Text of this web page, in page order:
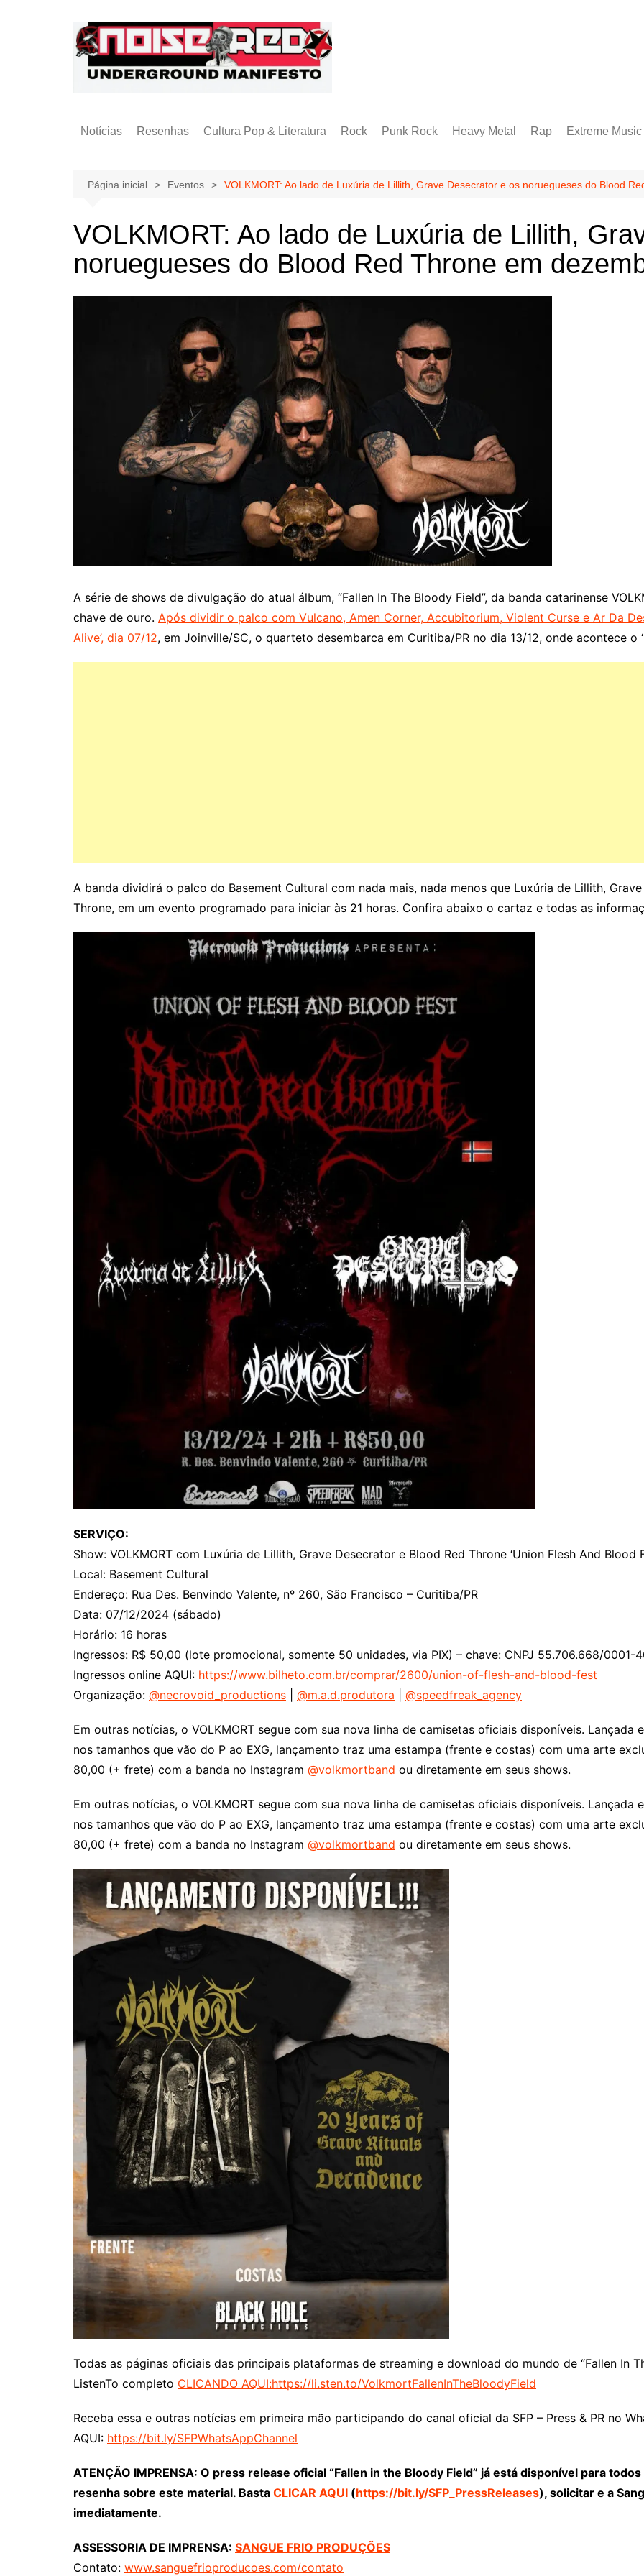
Notícias Resenhas Cultura Pop & Literatura Rock
Hard Rock
Punk Rock Heavy Metal
Groove Metal
Alternative Metal
Metal Progressivo
Rap Extreme Music
RABM
Doom Metal
Grindcore
Página inicial Eventos VOLKMORT: Ao lado de Luxúria de Lillith, Grave Desecrator e os noruegueses do Blood
VOLKMORT: Ao lado de Luxúria de Lillith,
noruegueses do Blood Red Throne em
A série de shows de divulgação do atual álbum, “Fallen In The Bloody Field”, da banda catarinense
chave de ouro. Após dividir o palco com Vulcano, Amen Corner, Accubitorium, Violent Curse e Ar Da
Alive’, dia 07/12, em Joinville/SC, o quarteto desembarca em Curitiba/PR no dia 13/12, onde acontece o
A banda dividirá o palco do Basement Cultural com nada mais, nada menos que Luxúria de Lillith,
Throne, em um evento programado para iniciar às 21 horas. Confira abaixo o cartaz e todas as
SERVIÇO:
Show: VOLKMORT com Luxúria de Lillith, Grave Desecrator e Blood Red Throne ‘Union Flesh And Blood
Local: Basement Cultural
Endereço: Rua Des. Benvindo Valente, nº 260, São Francisco – Curitiba/PR
Data: 07/12/2024 (sábado)
Horário: 16 horas
Ingressos: R$ 50,00 (lote promocional, somente 50 unidades, via PIX) – chave: CNPJ 55.706.668/0001-
Ingressos online AQUI: https://www.bilheto.com.br/comprar/2600/union-of-flesh-and-blood-fest
Organização: @necrovoid_productions @m.a.d.produtora @speedfreak_agency
Em outras notícias, o VOLKMORT segue com sua nova linha de camisetas oficiais disponíveis.
nos tamanhos que vão do P ao EXG, lançamento traz uma estampa (frente e costas) com uma arte
80,00 (+ frete) com a banda no Instagram @volkmortband ou diretamente em seus shows.
Em outras notícias, o VOLKMORT segue com sua nova linha de camisetas oficiais disponíveis.
nos tamanhos que vão do P ao EXG, lançamento traz uma estampa (frente e costas) com uma arte
80,00 (+ frete) com a banda no Instagram @volkmortband ou diretamente em seus shows.
Todas as páginas oficiais das principais plataformas de streaming e download do mundo de “Fallen In
ListenTo completo CLICANDO AQUI:https://li.sten.to/VolkmortFallenInTheBloodyField
Receba essa e outras notícias em primeira mão participando do canal oficial da SFP – Press & PR no
AQUI: https://bit.ly/SFPWhatsAppChannel
ATENÇÃO IMPRENSA: O press release oficial “Fallen in the Bloody Field” já está disponível para
resenha sobre este material. Basta CLICAR AQUI (https://bit.ly/SFP_PressReleases), solicitar e a
imediatamente.
ASSESSORIA DE IMPRENSA: SANGUE FRIO PRODUÇÕES
Contato: www.sanguefrioproducoes.com/contato